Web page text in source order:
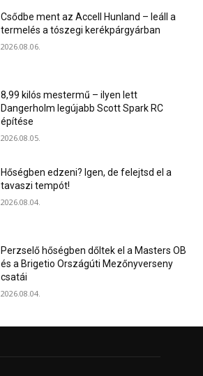
Csődbe ment az Accell Hunland – leáll a
termelés a tószegi kerékpárgyárban
2026.08.06.
8,99 kilós mestermű – ilyen lett
Dangerholm legújabb Scott Spark RC
építése
2026.08.05.
Hőségben edzeni? Igen, de felejtsd el a
tavaszi tempót!
2026.08.04.
Perzselő hőségben dőltek el a Masters OB
és a Brigetio Országúti Mezőnyverseny
csatái
2026.08.04.